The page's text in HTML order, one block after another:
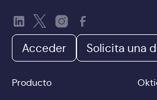
Acceder Solicita una
Producto